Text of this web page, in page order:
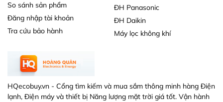
So sánh sản phẩm
Đăng nhập tài khoản
Tra cứu bảo hành
ĐH Panasonic
ĐH Daikin
Máy lọc không khí
HQecobuy.vn - Cổng tìm kiếm và mua sắm thông minh hàng Điện
lạnh, Điện máy và thiết bị Năng lượng mặt trời giá tốt. Vận hành